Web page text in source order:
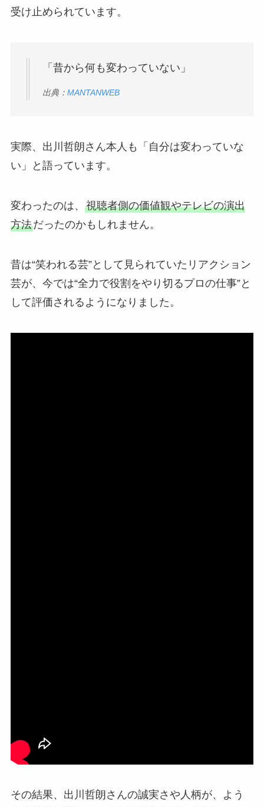
受け止められています。
「昔から何も変わっていない」
出典： MANTANWEB
実際、出川哲朗さん本人も「自分は変わっていな
い」と語っています。
変わったのは、 視聴者側の価値観やテレビの演出
方法だったのかもしれません。
昔は“笑われる芸”として見られていたリアクション
芸が、今では“全力で役割をやり切るプロの仕事”と
して評価されるようになりました。
その結果、出川哲朗さんの誠実さや人柄が、よう